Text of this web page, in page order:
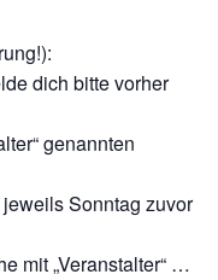
dich bitte vorher
genannten
Sonntag zuvor
mit „Veranstalter“ …